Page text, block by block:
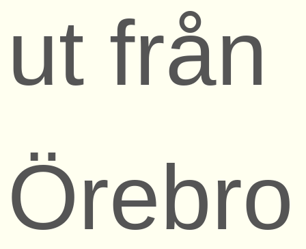
ut från
Örebro